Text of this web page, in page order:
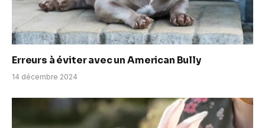
Erreurs à éviter avec un American Bully
14 décembre 2024